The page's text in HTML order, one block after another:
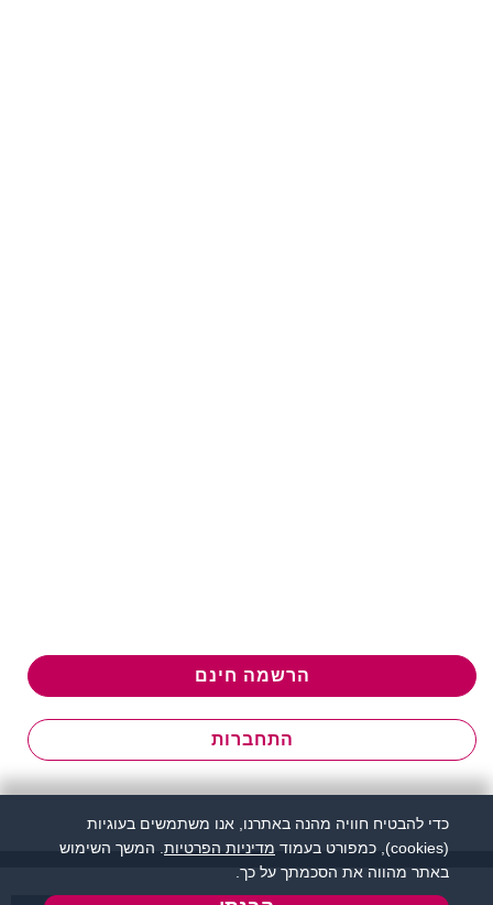
הרשמה חינם
התחברות
כדי להבטיח חוויה מהנה באתרנו, אנו משתמשים בעוגיות
(cookies), כמפורט בעמוד
מדיניות הפרטיות . המשך השימוש
באתר מהווה את הסכמתך על כך.